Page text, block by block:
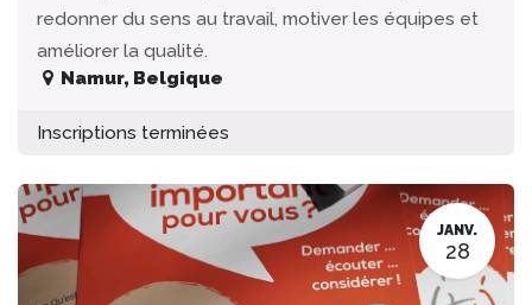
redonner du sens au travail, motiver les équipes et
améliorer la qualité.
Namur, Belgique
Inscriptions terminées
JANV.
28